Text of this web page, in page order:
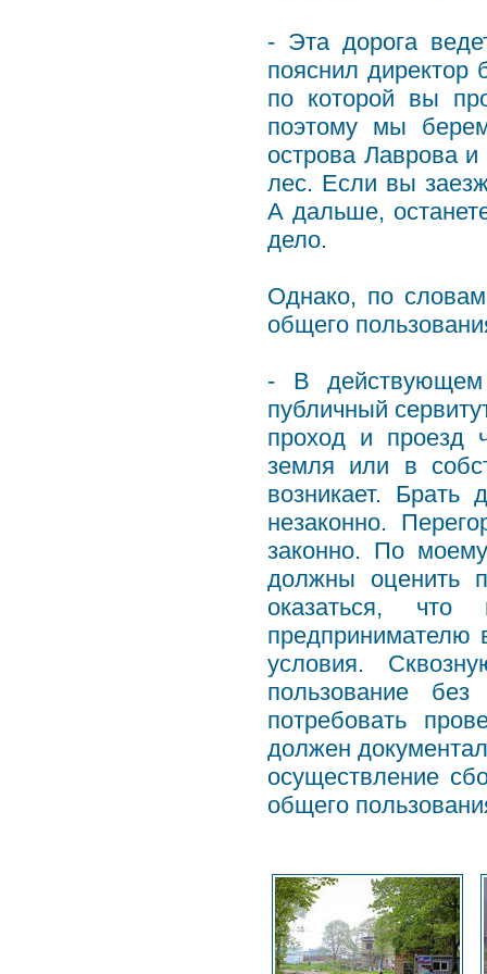
- Эта дорога
пояснил директор
по которой вы
поэтому мы
острова Лаврова и
лес. Если вы
А дальше,
дело.
Однако, по
общего
- В действующем
публичный
проход и проезд
земля или в
возникает. Брать
незаконно.
законно. По
должны оценить
оказаться, что
предпринимателю
условия.
пользование
потребовать
должен
осуществление
общего